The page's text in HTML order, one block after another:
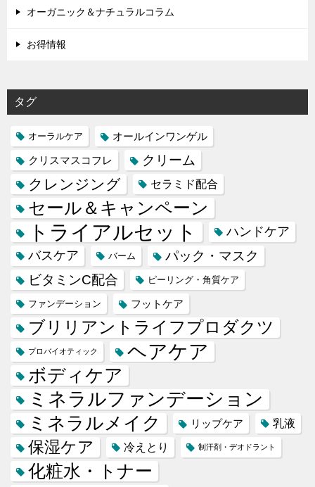
オーガニック＆ナチュラルコラム
お得情報
タグ
オーラルケア
オールインワンゲル
クリスマスコフレ
クリーム
クレンジング セラミド配合
セール＆キャンペーン
トライアルセット
ハンドケア
バスケア
バーム
パック・マスク
ビタミンC配合
ピーリング・角質ケア
ファンデーション フットケア
ブリリアントライフプロダクツ
プロバイオティック ヘアケア
ボディケア
ミネラルファンデーション
ミネラルメイク リップケア 乳液
保湿ケア 冷えとり 制汗剤・デオドラント
化粧水・トナー